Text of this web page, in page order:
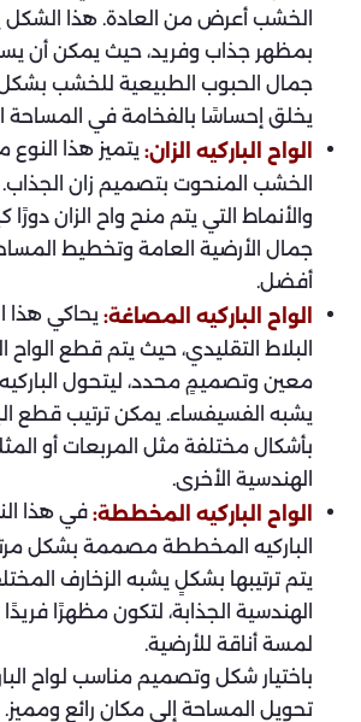
الخشب أعرض من العادة. هذا الشكل
بمظهر جذاب وفريد، حيث يمكن أن
جمال الحبوب الطبيعية للخشب بشكل
يخلق إحساسًا بالفخامة في المساحة
الواح الباركيه الزان: يتميز هذا النوع
الخشب المنحوت بتصميم زان
والأنماط التي يتم منح واح الزان
جمال الأرضية العامة وتخطيط
أفضل.
الواح الباركيه المصاغة: يحاكي هذا
البلاط التقليدي، حيث يتم قطع الواح
معين وتصميمٍ محدد، ليتحول
يشبه الفسيفساء. يمكن ترتيب قطع
بأشكال مختلفة مثل المربعات أو
الهندسية الأخرى.
الواح الباركيه المخططة: في هذا
الباركيه المخططة مصممة بشكل
يتم ترتيبها بشكلٍ يشبه الزخارف
الهندسية الجذابة، لتكون مظهرًا
لمسة أناقة للأرضية.
باختيار شكل وتصميم مناسب لواح
تحويل المساحة إلى مكان رائع ومميز.